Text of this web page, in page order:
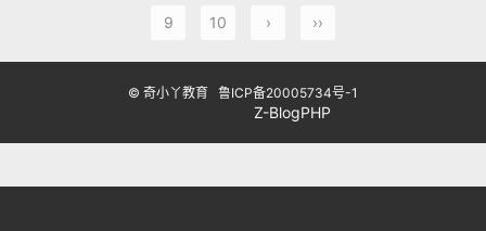
9 10 › ››
© 奇小丫教育 鲁ICP备20005734号-1
Z-BlogPHP